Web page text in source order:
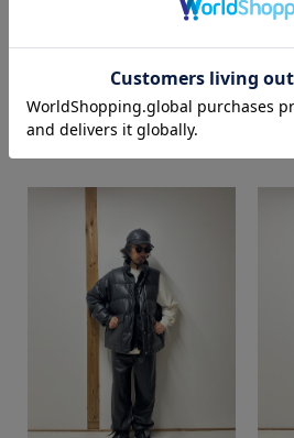
価格
商品タイプ
通常商品
セール価格
t.kimura
SUPER SHOP 鳥取店